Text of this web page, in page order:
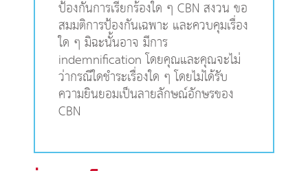
ป้องกันการเรียกร้องใด ๆ CBN สงวน ขอ
สมมติการป้องกันเฉพาะ และควบคุมเรื่อง
ใด ๆ มิฉะนั้นอาจ มีการ
indemnification โดยคุณและคุณจะไม่
ว่ากรณีใดชำระเรื่องใด ๆ โดยไม่ได้รับ
ความยินยอมเป็นลายลักษณ์อักษรของ
CBN